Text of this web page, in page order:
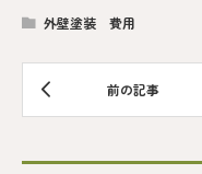
外壁塗装 費用